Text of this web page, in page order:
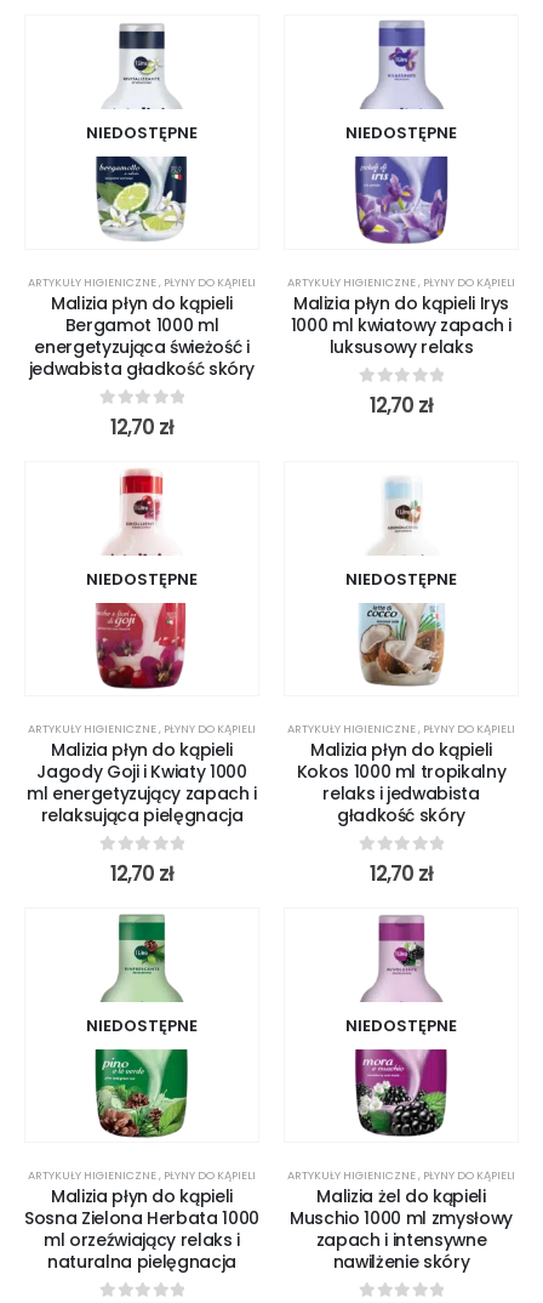
NIEDOSTĘPNE
ARTYKUŁY HIGIENICZNE, PŁYNY DO KĄPIELI
Malizia płyn do kąpieli
Bergamot 1000 ml
energetyzująca świeżość i
jedwabista gładkość skóry
out of 5
12,70 zł
NIEDOSTĘPNE
ARTYKUŁY HIGIENICZNE, PŁYNY DO KĄPIELI
Malizia płyn do kąpieli Irys
1000 ml kwiatowy zapach i
luksusowy relaks
out of 5
12,70 zł
NIEDOSTĘPNE
ARTYKUŁY HIGIENICZNE, PŁYNY DO KĄPIELI
Malizia płyn do kąpieli
Jagody Goji i Kwiaty 1000
ml energetyzujący zapach i
relaksująca pielęgnacja
out of 5
12,70 zł
NIEDOSTĘPNE
ARTYKUŁY HIGIENICZNE, PŁYNY DO KĄPIELI
Malizia płyn do kąpieli
Kokos 1000 ml tropikalny
relaks i jedwabista
gładkość skóry
out of 5
12,70 zł
NIEDOSTĘPNE
ARTYKUŁY HIGIENICZNE, PŁYNY DO KĄPIELI
Malizia płyn do kąpieli
Sosna Zielona Herbata 1000
ml orzeźwiający relaks i
naturalna pielęgnacja
NIEDOSTĘPNE
ARTYKUŁY HIGIENICZNE, PŁYNY DO KĄPIELI
Malizia żel do kąpieli
Muschio 1000 ml zmysłowy
zapach i intensywne
nawilżenie skóry